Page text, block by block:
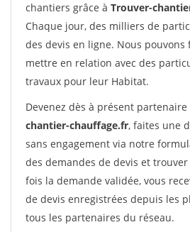
chantiers grâce à Trouver-
Chaque jour, des milliers de
des devis en ligne. Nous pouvons
mettre en relation avec des
travaux pour leur Habitat.
Devenez dès à présent
chantier-chauffage.fr, faites une
sans engagement via notre
des demandes de devis et
fois la demande validée, vous
de devis enregistrées depuis les
tous les partenaires du réseau.